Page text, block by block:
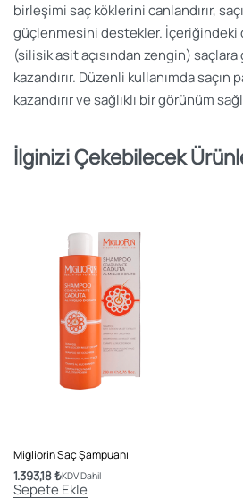
birleşimi saç köklerini canlandırır,
güçlenmesini destekler. İçeriğindeki
(silisik asit açısından zengin) saçlara
kazandırır. Düzenli kullanımda saçın
kazandırır ve sağlıklı bir görünüm
İlginizi Çekebilecek
Migliorin Saç Şampuanı
1.393,18₺KDV Dahil
Sepete Ekle